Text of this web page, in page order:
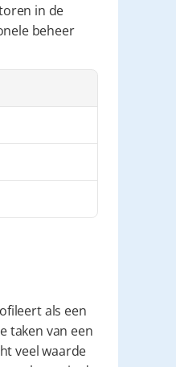
in de
beheer
als een
taken van een
veel waarde